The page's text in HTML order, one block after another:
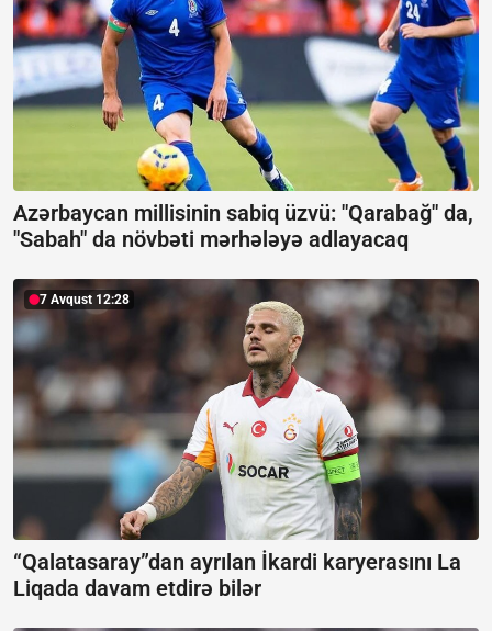
Azərbaycan millisinin sabiq üzvü: "Qarabağ" da,
"Sabah" da növbəti mərhələyə adlayacaq
7 Avqust 12:28
“Qalatasaray”dan ayrılan İkardi karyerasını La
Liqada davam etdirə bilər